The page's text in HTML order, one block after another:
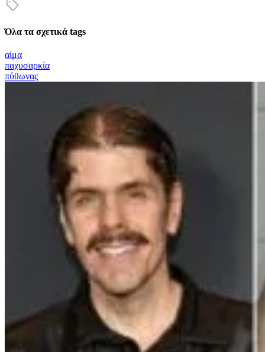
Όλα τα σχετικά tags
αίμα
παχυσαρκία
πύθωνας